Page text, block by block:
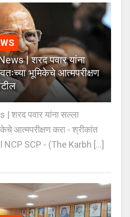
| शरद पवार यांना
भूमिकेचे आत्मपरीक्षण
शरद पवार यांना सल्ला
आत्मपरीक्षण करा - श्रीकांत
SCP - (The Karbh [...]